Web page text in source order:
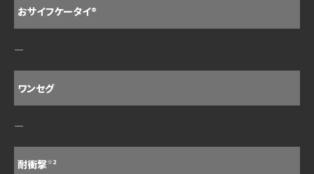
おサイフケータイ®
―
ワンセグ
―
耐衝撃※2